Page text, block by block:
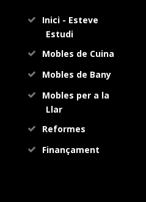
Inici - Esteve
Estudi
Mobles de Cuina
Mobles de Bany
Mobles per a la
Llar
Reformes
Finançament